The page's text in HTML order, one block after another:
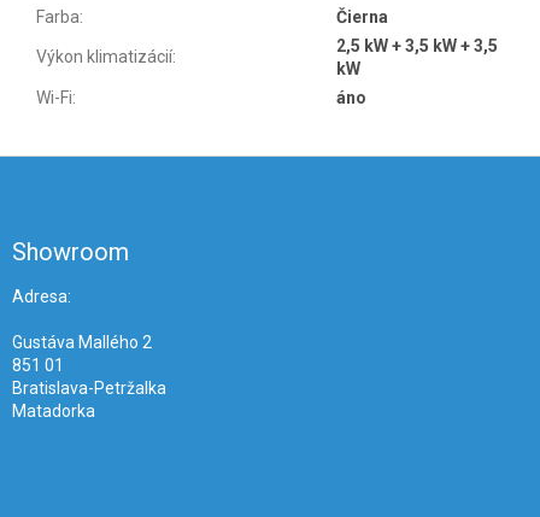
Farba: Čierna
Výkon klimatizácií:
2,5 kW + 3,5 kW + 3,5
kW
Wi-Fi: áno
Showroom
Adresa:
Gustáva Mallého 2
851 01
Bratislava-Petržalka
Matadorka